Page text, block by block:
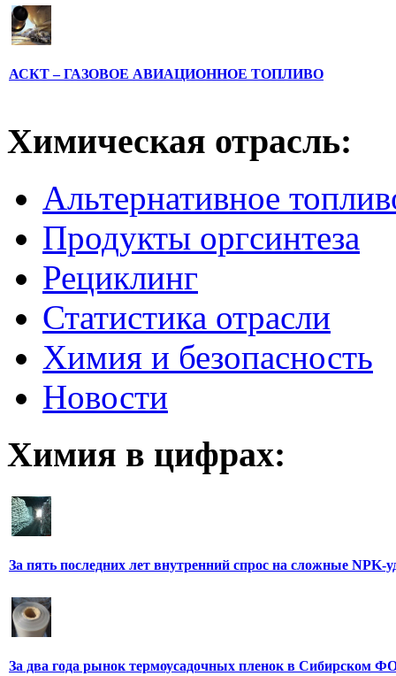
АСКТ – ГАЗОВОЕ АВИАЦИОННОЕ ТОПЛИВО
Химическая отрасль:
Альтернативное
Продукты оргсинтеза
Рециклинг
Статистика отрасли
Химия и безопасность
Новости
Химия в цифрах:
За пять последних лет внутренний спрос на сложные NPK-
За два года рынок термоусадочных пленок в Сибирском